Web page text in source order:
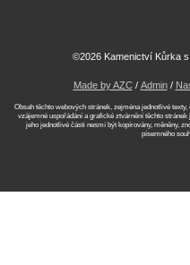
©2026 Kamenictví Kůrka
Made by AZC/ Admin/
Obsah těchto webových stránek, zejména jednotlivé
vzájemné uspořádání a grafické ztvárnění těchto
jeho jednotlivé části nesmí být kopírovány, měněny,
písemného